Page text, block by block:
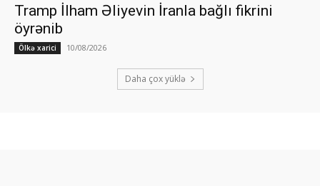
Tramp İlham Əliyevin İranla bağlı fikrini
öyrənib
Ölkə xarici 10/08/2026
Daha çox yüklə